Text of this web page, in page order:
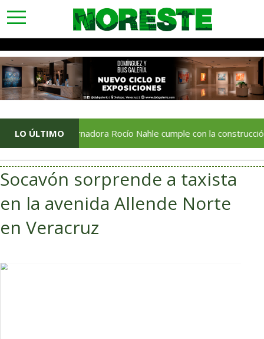
toggle
navigation
LO ÚLTIMO
Gobernadora Rocío Nahle cumple con la construcción del
Socavón sorprende a taxista
en la avenida Allende Norte
en Veracruz